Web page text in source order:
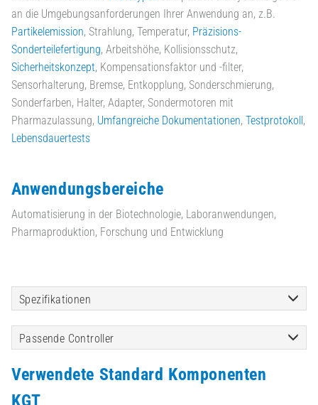
an die Umgebungsanforderungen Ihrer Anwendung an, z.B.
Partikelemission, Strahlung, Temperatur, Präzisions-
Sonderteilefertigung, Arbeitshöhe, Kollisionsschutz,
Sicherheitskonzept, Kompensationsfaktor und -filter,
Sensorhalterung, Bremse, Entkopplung, Sonderschmierung,
Sonderfarben, Halter, Adapter, Sondermotoren mit
Pharmazulassung, Umfangreiche Dokumentationen, Testprotokoll ,
Lebensdauertests
Anwendungsbereiche
Automatisierung in der Biotechnologie, Laboranwendungen,
Pharmaproduktion, Forschung und Entwicklung
Spezifikationen
Passende Controller
Verwendete Standard Komponenten
KGT